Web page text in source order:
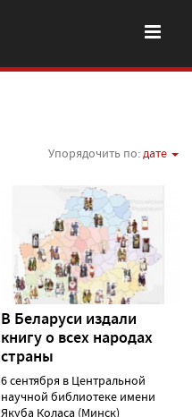
Упорядочить по:дате
В Беларуси издали
книгу о всех народах
страны
6 сентября в Центральной
научной библиотеке имени
Якуба Коласа (Минск)